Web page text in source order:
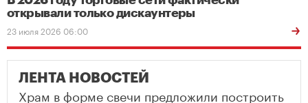
открывали только дискаунтеры
23 июля 2026 06:00
ЛЕНТА НОВОСТЕЙ
Храм в форме свечи предложили построить